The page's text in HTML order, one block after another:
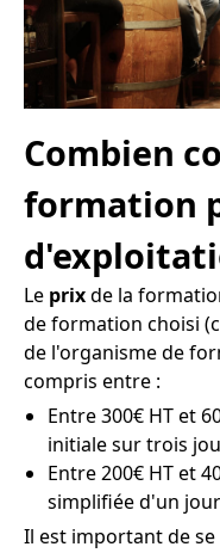
Combien
formation
Le prixde la
de formation choisi
de l'organisme de
compris entre :
Entre 300€ HT et
initiale sur trois
Entre 200€ HT et
simplifiée d'un jour
Il est important de